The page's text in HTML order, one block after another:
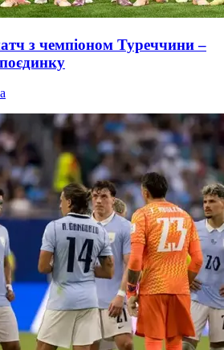
з чемпіоном Туреччини –